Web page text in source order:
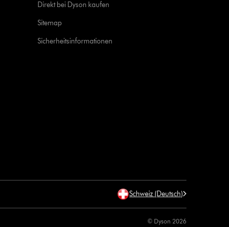
Direkt bei Dyson kaufen
Sitemap
Sicherheitsinformationen
Schweiz (Deutsch)
© Dyson 2026